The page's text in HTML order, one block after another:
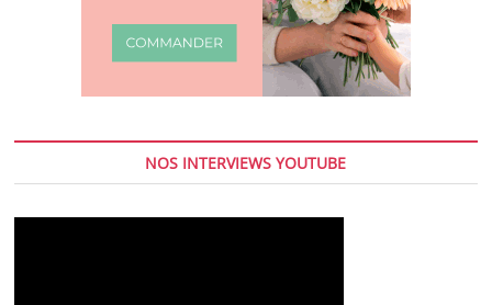
NOS INTERVIEWS YOUTUBE